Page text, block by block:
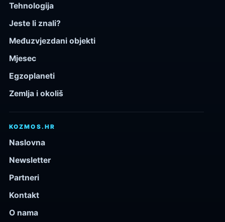
Tehnologija
Jeste li znali?
Međuzvjezdani objekti
Mjesec
Egzoplaneti
Zemlja i okoliš
KOZMOS.HR
Naslovna
Newsletter
Partneri
Kontakt
O nama